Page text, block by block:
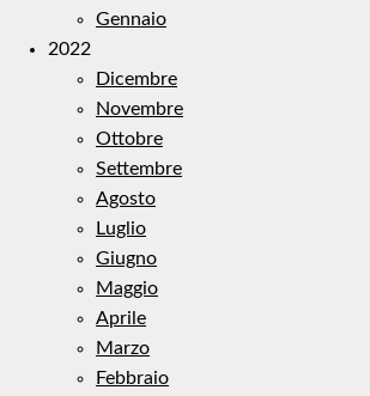
Gennaio
2022
Dicembre
Novembre
Ottobre
Settembre
Agosto
Luglio
Giugno
Maggio
Aprile
Marzo
Febbraio